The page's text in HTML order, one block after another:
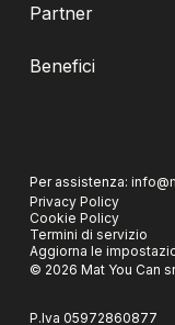
Partner
Benefici
Per assistenza:
Privacy Policy
Cookie Policy
Termini di servizio
Aggiorna le
© 2026 Mat You Can
P.Iva 05972860877